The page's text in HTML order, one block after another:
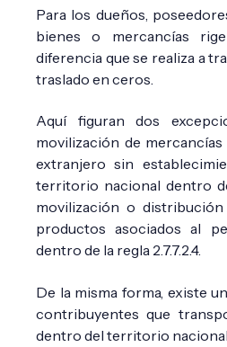
Para los dueños,
bienes o mercancías
diferencia que se realiza a
traslado en ceros.
Aquí figuran dos
movilización de
extranjero sin
territorio nacional dentro de
movilización o
productos asociados al
dentro de la regla 2.7.7.2.4.
De la misma forma, existe
contribuyentes que
dentro del territorio nacional.